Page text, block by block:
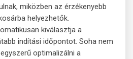
miközben az érzékenyebb
helyezhetők.
kiválasztja a
indítási időpontot. Soha nem
optimalizálni a